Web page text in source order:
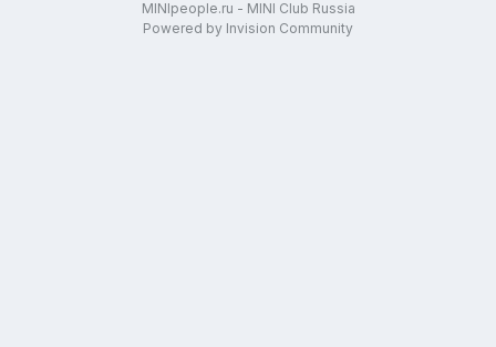
MINIpeople.ru - MINI Club Russia
Powered by Invision Community